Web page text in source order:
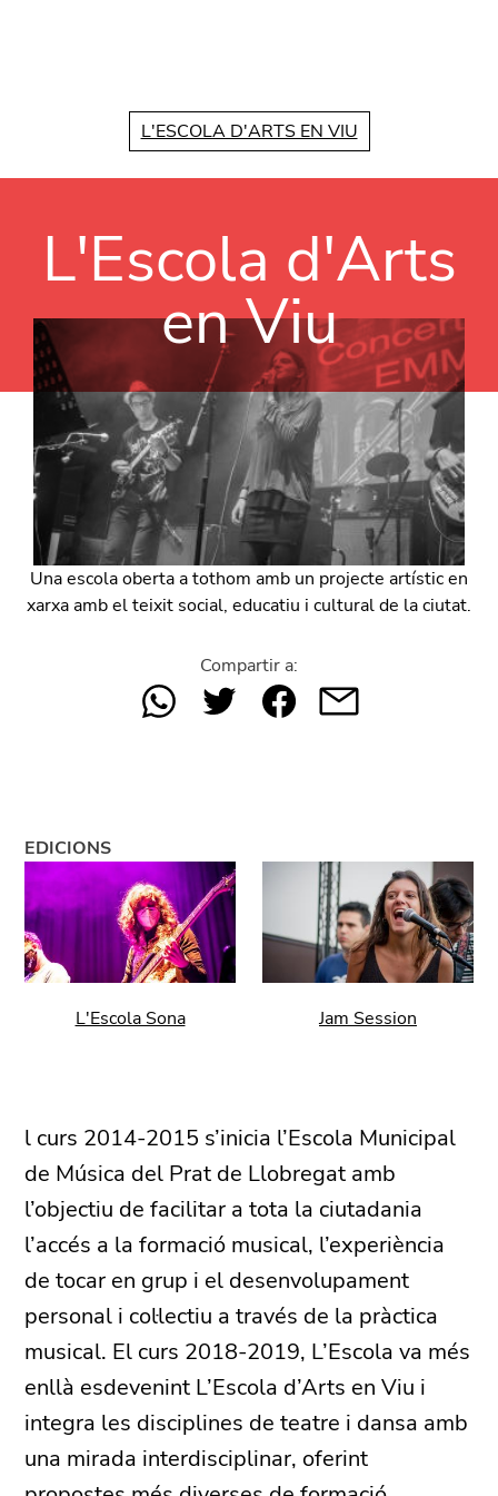
L'ESCOLA D'ARTS EN VIU
L'Escola d'Arts
en Viu
Una escola oberta a tothom amb un projecte artístic en
xarxa amb el teixit social, educatiu i cultural de la ciutat.
Compartir a:
EDICIONS
L'Escola Sona Jam Session
l curs 2014-2015 s’inicia l’Escola Municipal
de Música del Prat de Llobregat amb
l’objectiu de facilitar a tota la ciutadania
l’accés a la formació musical, l’experiència
de tocar en grup i el desenvolupament
personal i col·lectiu a través de la pràctica
musical. El curs 2018-2019, L’Escola va més
enllà esdevenint L’Escola d’Arts en Viu i
integra les disciplines de teatre i dansa amb
una mirada interdisciplinar, oferint